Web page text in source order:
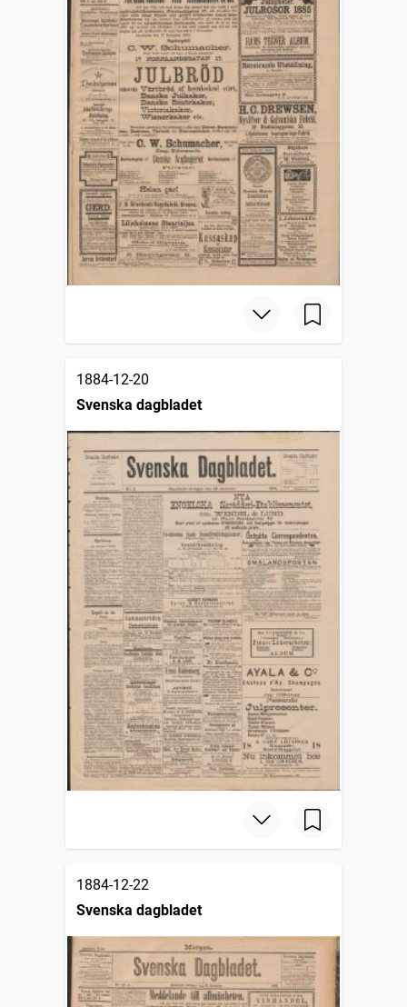
1884-12-20
Svenska dagbladet
1884-12-22
Svenska dagbladet